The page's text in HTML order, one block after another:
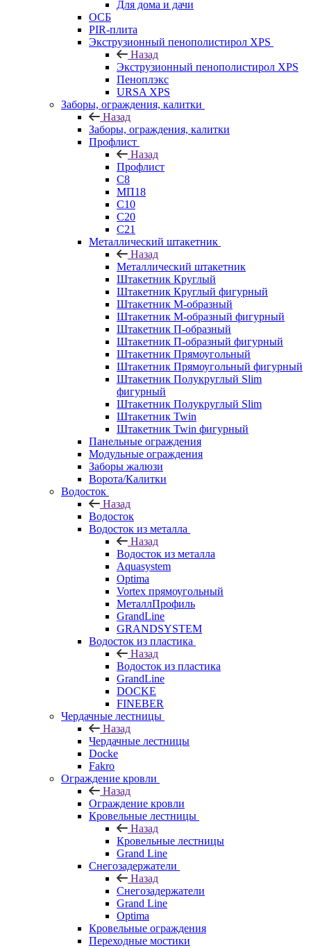
Для дома и дачи
ОСБ
PIR-плита
Экструзионный пенополистирол XPS
Назад
Экструзионный пенополистирол XPS
Пеноплэкс
URSA XPS
Заборы, ограждения, калитки
Назад
Заборы, ограждения, калитки
Профлист
Назад
Профлист
С8
МП18
С10
С20
С21
Металлический штакетник
Назад
Металлический штакетник
Штакетник Круглый
Штакетник Круглый фигурный
Штакетник М-образный
Штакетник М-образный фигурный
Штакетник П-образный
Штакетник П-образный фигурный
Штакетник Прямоугольный
Штакетник Прямоугольный фигурный
Штакетник Полукруглый Slim
фигурный
Штакетник Полукруглый Slim
Штакетник Twin
Штакетник Twin фигурный
Панельные ограждения
Модульные ограждения
Заборы жалюзи
Ворота/Калитки
Водосток
Назад
Водосток
Водосток из металла
Назад
Водосток из металла
Aquasystem
Optima
Vortex прямоугольный
МеталлПрофиль
GrandLine
GRANDSYSTEM
Водосток из пластика
Назад
Водосток из пластика
GrandLine
DOCKE
FINEBER
Чердачные лестницы
Назад
Чердачные лестницы
Docke
Fakro
Ограждение кровли
Назад
Ограждение кровли
Кровельные лестницы
Назад
Кровельные лестницы
Grand Line
Снегозадержатели
Назад
Снегозадержатели
Grand Line
Optima
Кровельные ограждения
Переходные мостики